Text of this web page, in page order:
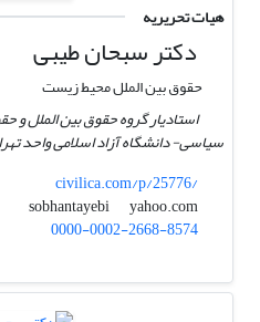
هیات تحریریه
دکتر سبحان طیبی
حقوق بین الملل محیط زیست
استادیار گروه حقوق بین الملل
سیاسی- دانشگاه آزاد اسلامی واحد
civilica.com/p/25776/
sobhantayebi
yahoo.com
0000-0002-2668-8574